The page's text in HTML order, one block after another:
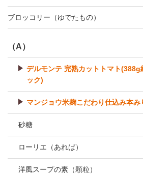
ブロッコリー（ゆでたもの）
（A）
デルモンテ 完熟カットトマト(388g
ック)
マンジョウ米麹こだわり仕込み本み
砂糖
ローリエ（あれば）
洋風スープの素（顆粒）